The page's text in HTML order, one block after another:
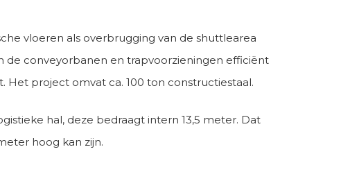
vloeren als overbrugging van de shuttlearea
de conveyorbanen en trapvoorzieningen efficiënt
project omvat ca. 100 ton constructiestaal.
hal, deze bedraagt intern 13,5 meter. Dat
hoog kan zijn.